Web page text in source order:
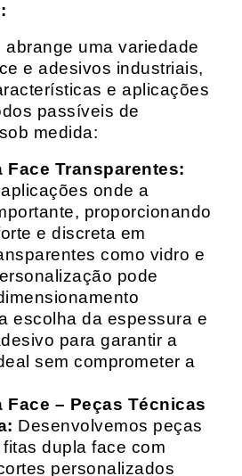
uma variedade
e adesivos industriais,
e aplicações
passíveis de
medida:
Face Transparentes:
onde a
proporcionando
e discreta em
como vidro e
pode
escolha da espessura e
para garantir a
sem comprometer a
Face – Peças Técnicas
Desenvolvemos peças
dupla face com
personalizados